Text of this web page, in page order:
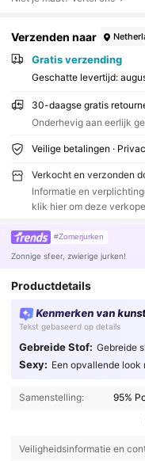
Verzenden naar
Gratis verzending
Geschatte levertijd:
30-daagse gratis
Onderhevig aan eerlijk
Veilige betalingen ·
Verkocht en verzonden
Informatie en
klik hier om deze
#Zomerjurken
Zonnige sfeer, zwierige jurken!
Productdetails
Kenmerken van
Tekst gebaseerd op details
Gebreide Stof: Gebreide
Sexy: Een opvallende
Samenstelling: 95%
Veiligheidsinformatie en